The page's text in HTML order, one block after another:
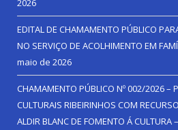
EDITAL DE CHAMAMENTO PÚBLICO
NO SERVIÇO DE ACOLHIMENTO EM
maio de 2026
CHAMAMENTO PÚBLICO Nº 002/2026 –
CULTURAIS RIBEIRINHOS COM
ALDIR BLANC DE FOMENTO Á CULTURA